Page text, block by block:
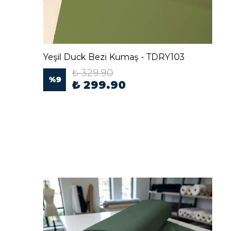
Yeşil Duck Bezi Kumaş - TDRY103
%9
₺ 329.90
₺ 299.90